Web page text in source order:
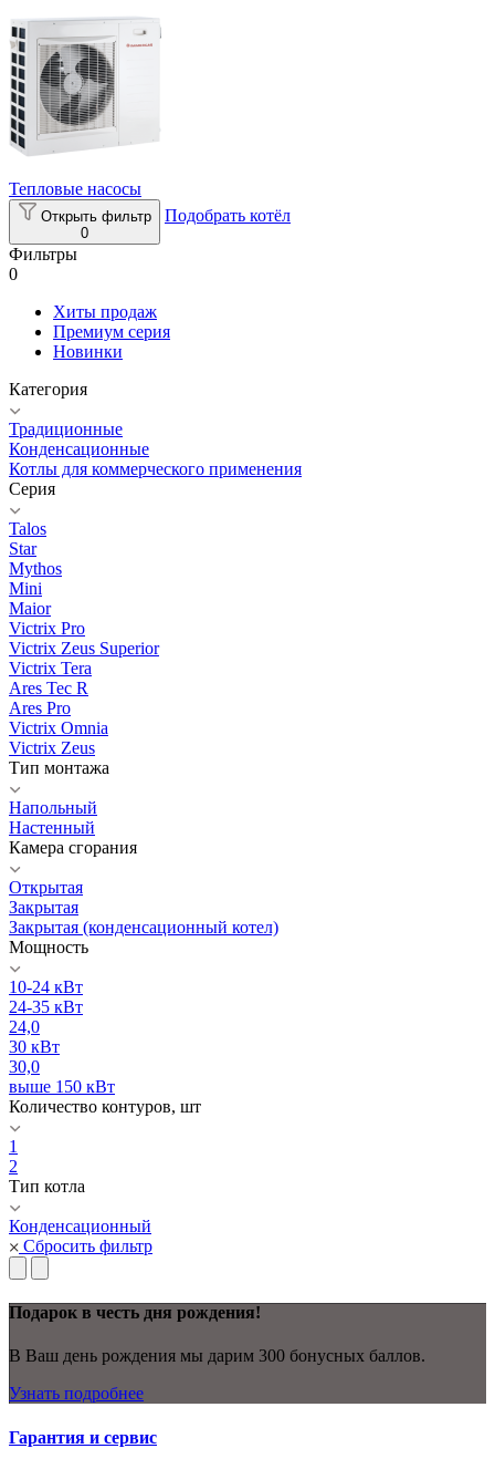
Тепловые насосы
Открыть фильтр
0
Подобрать котёл
Фильтры
0
Хиты продаж
Премиум серия
Новинки
Категория
Традиционные
Конденсационные
Котлы для коммерческого применения
Серия
Talos
Star
Mythos
Mini
Maior
Victrix Pro
Victrix Zeus Superior
Victrix Tera
Ares Tec R
Ares Pro
Victrix Omnia
Victrix Zeus
Тип монтажа
Напольный
Настенный
Камера сгорания
Открытая
Закрытая
Закрытая (конденсационный котел)
Мощность
10-24 кВт
24-35 кВт
24,0
30 кВт
30,0
выше 150 кВт
Количество контуров, шт
1
2
Тип котла
Конденсационный
Сбросить фильтр
Подарок в честь дня рождения!
В Ваш день рождения мы дарим 300 бонусных баллов.
Узнать подробнее
Гарантия и сервис